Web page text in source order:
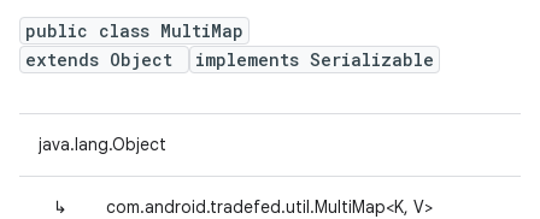
public class MultiMap
extends Object
implements Serializable
java.lang.Object
↳ com.android.tradefed.util.MultiMap<K, V>